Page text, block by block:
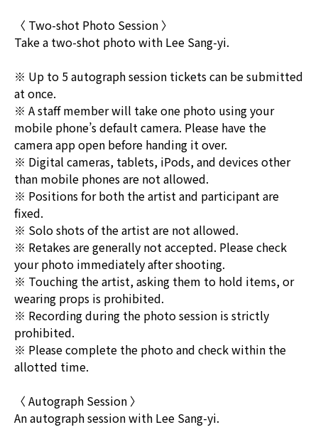
〈 Two-shot Photo Session 〉
Take a two-shot photo with Lee Sang-yi.
※ Up to 5 autograph session tickets can be submitted
at once.
※ A staff member will take one photo using your
mobile phone’s default camera. Please have the
camera app open before handing it over.
※ Digital cameras, tablets, iPods, and devices other
than mobile phones are not allowed.
※ Positions for both the artist and participant are
fixed.
※ Solo shots of the artist are not allowed.
※ Retakes are generally not accepted. Please check
your photo immediately after shooting.
※ Touching the artist, asking them to hold items, or
wearing props is prohibited.
※ Recording during the photo session is strictly
prohibited.
※ Please complete the photo and check within the
allotted time.
〈 Autograph Session 〉
An autograph session with Lee Sang-yi.